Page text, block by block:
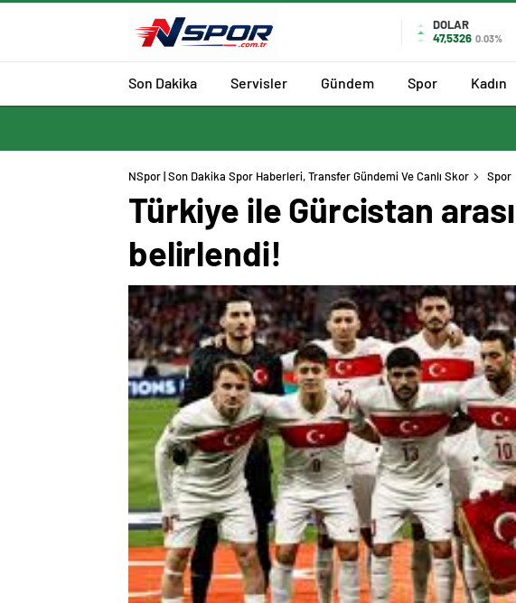
DOLAR
47,5326 0.03%
Son Dakika Servisler Gündem Spor Kadın
NSpor | Son Dakika Spor Haberleri, Transfer Gündemi Ve Canlı Skor Spor
Türkiye ile Gürcistan
belirlendi!